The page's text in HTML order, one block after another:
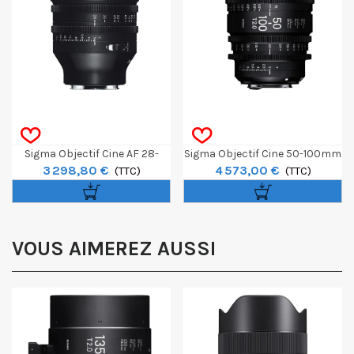
Sigma Objectif Cine AF 28-
105mm T3 Feet - Sony E
3 298,80 € (TTC)
Sigma Objectif Cine 50-100mm
T2 F/CE Monture Canon EF -
Feet
4 573,00 € (TTC)
VOUS AIMEREZ AUSSI